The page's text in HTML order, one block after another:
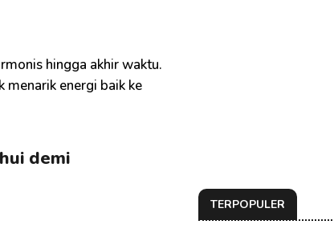
hingga akhir waktu.
menarik energi baik ke
demi
TERPOPULER